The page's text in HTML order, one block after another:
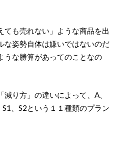
ても売れない」ような商品を出
な姿勢自体は嫌いではないのだ
うな勝算があってのことなの
り方」の違いによって、A、
、S2という１１種類のプラン